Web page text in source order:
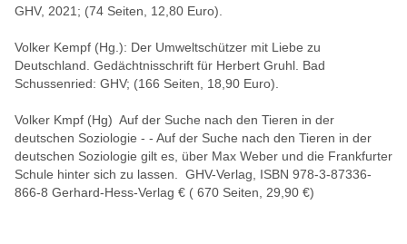
GHV, 2021; (74 Seiten, 12,80 Euro).
Volker Kempf (Hg.): Der Umweltschützer mit Liebe zu
Deutschland. Gedächtnisschrift für Herbert Gruhl. Bad
Schussenried: GHV; (166 Seiten, 18,90 Euro).
Volker Kmpf (Hg) Auf der Suche nach den Tieren in der
deutschen Soziologie - - Auf der Suche nach den Tieren in der
deutschen Soziologie gilt es, über Max Weber und die Frankfurter
Schule hinter sich zu lassen. GHV-Verlag, ISBN 978-3-87336-
866-8 Gerhard-Hess-Verlag € ( 670 Seiten, 29,90 €)